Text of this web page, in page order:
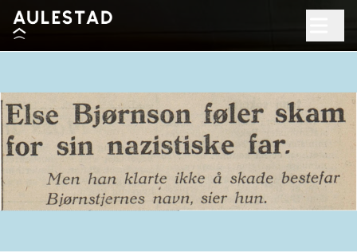
Hopp til hovedinnhold
Søk
Åpent kl. 10.00–17.00
Billetter
Planlegg besøk +